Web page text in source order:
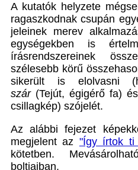
A kutatók helyzete
ragaszkodnak csupán
jeleinek merev
egységekben is
írásrendszereinek
szélesebb körű
sikerült is elolvasni
szár(Tejút, égigérő fa)
csillagkép) szójelét.
Az alábbi fejezet
megjelent az "Így írtok ti
kötetben.
boltjaiban.